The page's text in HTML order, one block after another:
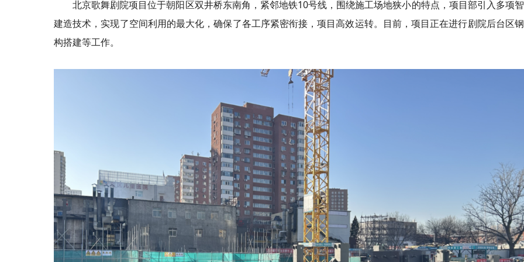
北京歌舞剧院项目位于朝阳区双井桥东南角，紧邻地铁10号线，围绕施工场地狭小的特点，项目部引入多项
建造技术，实现了空间利用的最大化，确保了各工序紧密衔接，项目高效运转。目前，项目正在进行剧院后台区
构搭建等工作。